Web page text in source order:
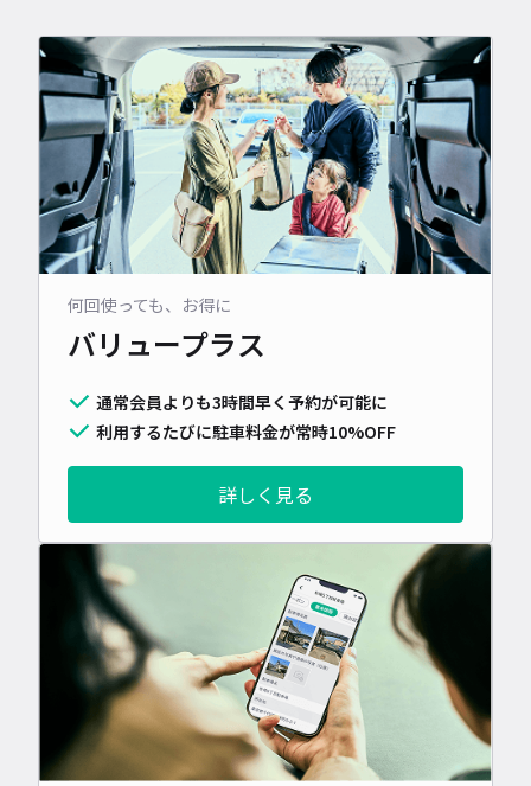
何回使っても、お得に
バリュープラス
通常会員よりも3時間早く予約が可能に
利用するたびに駐車料金が常時10%OFF
詳しく見る